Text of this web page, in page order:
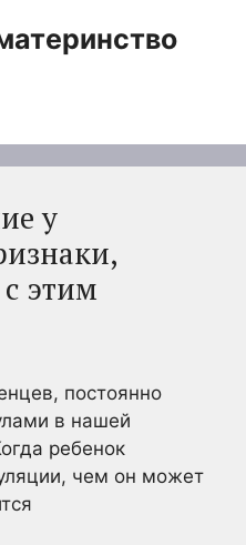
у
этим
постоянно
в нашей
ребенок
чем он может